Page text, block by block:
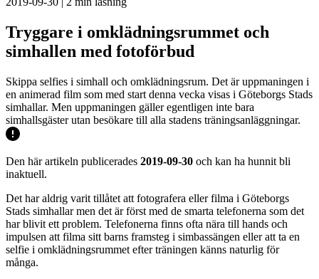
Tryggare i omklädningsrummet och
simhallen med fotoförbud
Skippa selfies i simhall och omklädningsrum. Det är uppmaningen i
en animerad film som med start denna vecka visas i Göteborgs Stads
simhallar. Men uppmaningen gäller egentligen inte bara
simhallsgäster utan besökare till alla stadens träningsanläggningar.
Den här artikeln publicerades 2019-09-30 och kan ha hunnit bli
inaktuell.
Det har aldrig varit tillåtet att fotografera eller filma i Göteborgs
Stads simhallar men det är först med de smarta telefonerna som det
har blivit ett problem. Telefonerna finns ofta nära till hands och
impulsen att filma sitt barns framsteg i simbassängen eller att ta en
selfie i omklädningsrummet efter träningen känns naturlig för
många.